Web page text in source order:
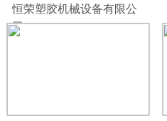
恒荣塑胶机械设备有限公
司